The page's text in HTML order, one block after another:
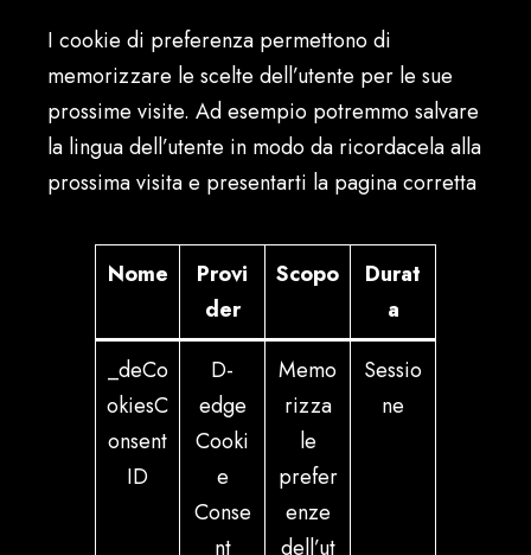
I cookie di preferenza permettono di
memorizzare le scelte dell’utente per le sue
prossime visite. Ad esempio potremmo salvare
la lingua dell’utente in modo da ricordacela alla
prossima visita e presentarti la pagina corretta
Nome
Provi
der
Scopo
Durat
a
_deCo
okiesC
onsent
ID
D-
edge
Cooki
e
Conse
nt
Memo
rizza
le
prefer
enze
dell’ut
Sessio
ne